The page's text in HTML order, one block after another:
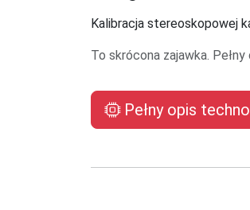
Kalibracja stereoskopowej
To skrócona zajawka.
Pełny opis